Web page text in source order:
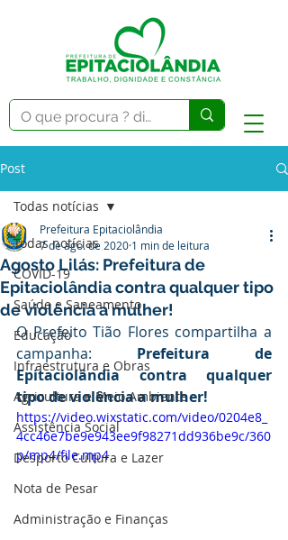
Post
Todas notícias
COVID-19
Saúde e Saneamento
Educação
Infraestrutura e Obras
Agricultura e Meio Ambiente
Assistência Social
Desporto Cultura e Lazer
Nota de Pesar
Administração e Finanças
Todas notícias
Agosto Lilás: Prefeitura de
Epitaciolândia contra qualquer tipo
de violência a mulher!
Prefeitura Epitaciolândia
7 de ago. de 2020 1 min de leitura
O Prefeito Tião Flores compartilha a
campanha: Prefeitura de
Epitaciolândia contra qualquer
tipo de violência a mulher!
https://video.wixstatic.com/video/0204e8_
4cc46e7be9e943ee9f98271dd936be9c/360
p/mp4/file.mp4